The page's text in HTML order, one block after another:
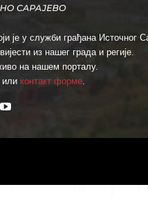
је у служби грађана Источног
из нашег града и регије.
на нашем порталу.
или контакт форме.